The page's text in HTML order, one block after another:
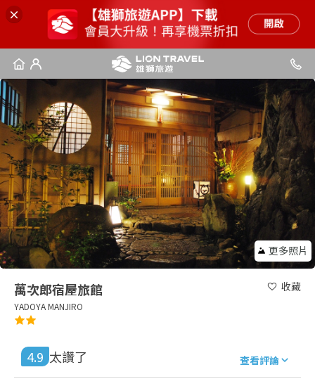
更多照片
萬次郎宿屋旅館
YADOYA MANJIRO
收藏
4.9 太讚了 查看評論